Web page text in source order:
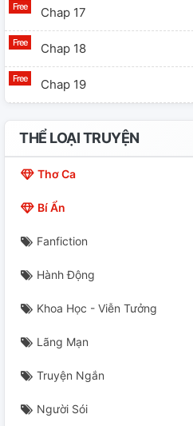
Chap 17
Chap 18
Chap 19
Chap 20
Chap 21
Chap 25
Chap 26
Chap 27
Chap 28
THỂ LOẠI TRUYỆN
Thơ Ca
Bí Ẩn
Fanfiction
Hành Động
Khoa Học - Viễn Tưởng
Lãng Mạn
Truyện Ngắn
Người Sói